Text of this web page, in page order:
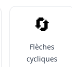
🔄
Flèches
cycliques